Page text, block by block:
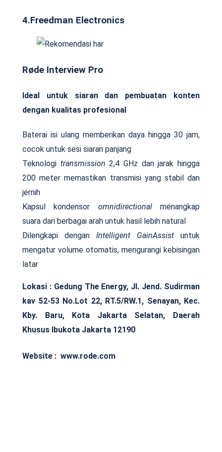
4.Freedman Electronics
Røde Interview Pro
Ideal untuk siaran dan pembuatan konten
dengan kualitas profesional
Baterai isi ulang memberikan daya hingga 30 jam,
cocok untuk sesi siaran panjang
Teknologi transmission 2,4 GHz dan jarak hingga
200 meter memastikan transmisi yang stabil dan
jernih
Kapsul kondensor omnidirectionalmenangkap
suara dari berbagai arah untuk hasil lebih natural
Dilengkapi dengan Intelligent GainAssist untuk
mengatur volume otomatis, mengurangi kebisingan
latar
Lokasi : Gedung The Energy, Jl. Jend. Sudirman
kav 52-53 No.Lot 22, RT.5/RW.1, Senayan, Kec.
Kby. Baru, Kota Jakarta Selatan, Daerah
Khusus Ibukota Jakarta 12190
Website : www.rode.com